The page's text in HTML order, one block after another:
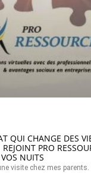
QUI CHANGE DES
PRO
NUITS
visite chez mes parents.